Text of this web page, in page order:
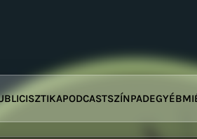
PODCASTSZÍNPADEGYÉB